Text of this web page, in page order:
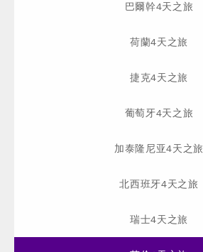
巴爾幹4天之旅
荷蘭4天之旅
捷克4天之旅
葡萄牙4天之旅
加泰隆尼亚4天之旅
北西班牙4天之旅
瑞士4天之旅